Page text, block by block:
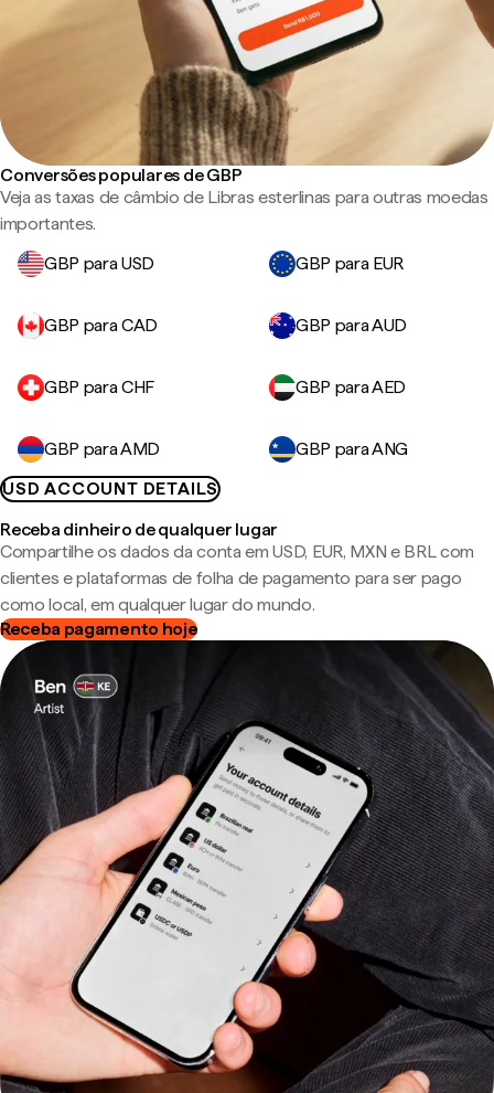
Conversões populares de GBP
Veja as taxas de câmbio de Libras esterlinas para outras moedas
importantes.
GBP para USD
GBP para EUR
GBP para CAD GBP para AUD
GBP para CHF GBP para AED
GBP para AMD
GBP para ANG
USD ACCOUNT DETAILS
Receba dinheiro de qualquer lugar
Compartilhe os dados da conta em USD, EUR, MXN e BRL com
clientes e plataformas de folha de pagamento para ser pago
como local, em qualquer lugar do mundo.
Receba pagamento hoje